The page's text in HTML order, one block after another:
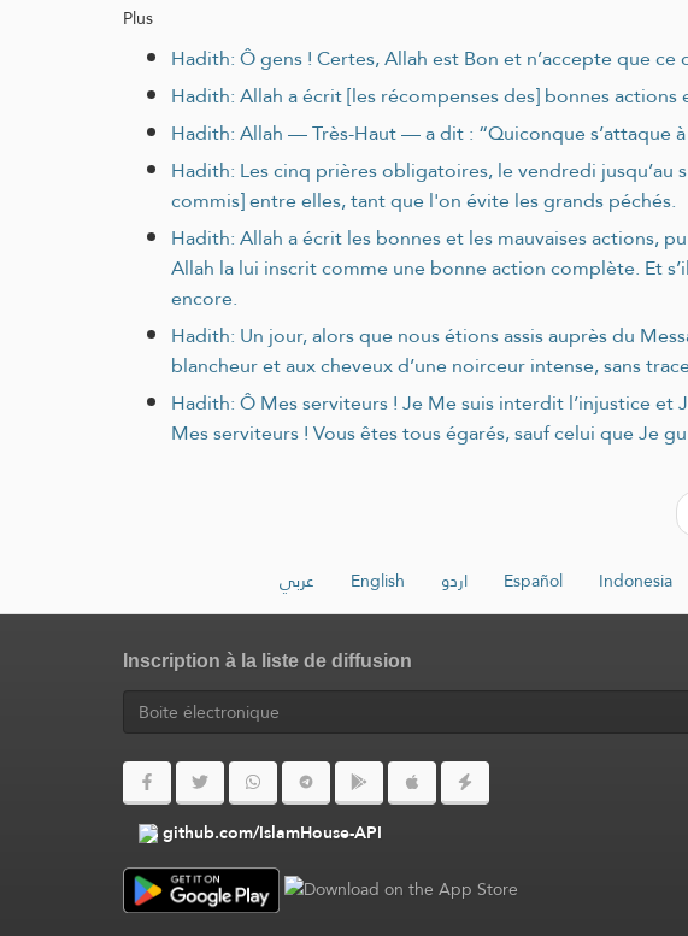
Plus
Hadith: Ô gens ! Certes, Allah est Bon et n’accepte que
Hadith: Allah a écrit [les récompenses des] bonnes actions
Hadith: Allah — Très‑Haut — a dit : “Quiconque s’attaque
Hadith: Les cinq prières obligatoires, le vendredi
commis] entre elles, tant que l'on évite les grands péchés.
Hadith: Allah a écrit les bonnes et les mauvaises actions,
Allah la lui inscrit comme une bonne action complète. Et
encore.
Hadith: Un jour, alors que nous étions assis auprès du
blancheur et aux cheveux d’une noirceur intense, sans
Hadith: Ô Mes serviteurs ! Je Me suis interdit l’injustice et
Mes serviteurs ! Vous êtes tous égarés, sauf celui que Je
عربي English اردو Español Indonesia
Inscription à la liste de diffusion
github.com/IslamHouse-API